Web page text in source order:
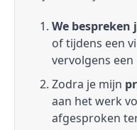
We bespreken
of tijdens een
vervolgens een
Zodra je mijn
aan het werk
afgesproken